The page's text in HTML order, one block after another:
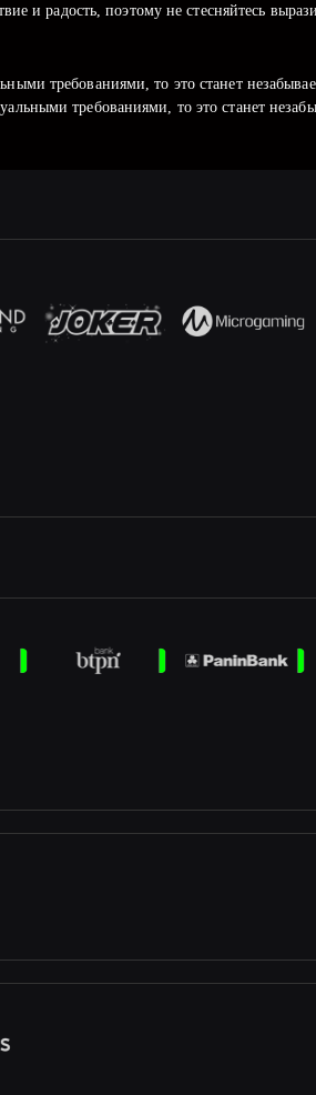
и радость, поэтому не стесняйтесь
требованиями, то это станет
требованиями, то это станет